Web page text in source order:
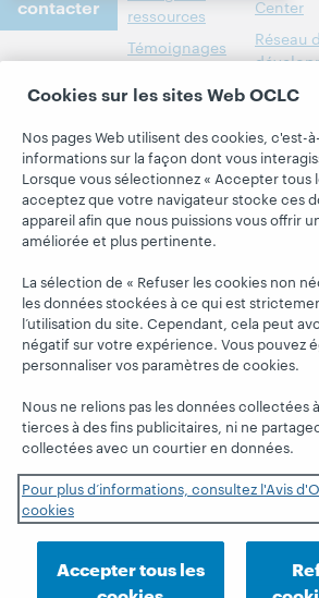
contacter
À propos
d'OCLC
Emplois
Respect et
appartenance
Finances
Administration
Adhésion
Gestion des
normes de
ressources
Témoignages
bibliothèques
Tous les produits
et services »
Apprendre
Research
WebJunction
Événements
Webinaires
sur demande
Center
Réseau
Formats
Alertes
Hanging
together
Blogue
nationales et internationales
Déclaration de confidentialité
Cookies sur les sites Web OCLC
Nos pages Web utilisent des cookies, c'est-
informations sur la façon dont vous
Lorsque vous sélectionnez « Accepter tous
acceptez que votre navigateur stocke ces
appareil afin que nous puissions vous offrir
améliorée et plus pertinente.
La sélection de « Refuser les cookies non
les données stockées à ce qui est
l’utilisation du site. Cependant, cela peut
négatif sur votre expérience. Vous pouvez
personnaliser vos paramètres de cookies.
Nous ne relions pas les données collectées
tierces à des fins publicitaires, ni ne
collectées avec un courtier en données.
Pour plus d’informations, consultez l'Avis
cookies
Accepter tous les